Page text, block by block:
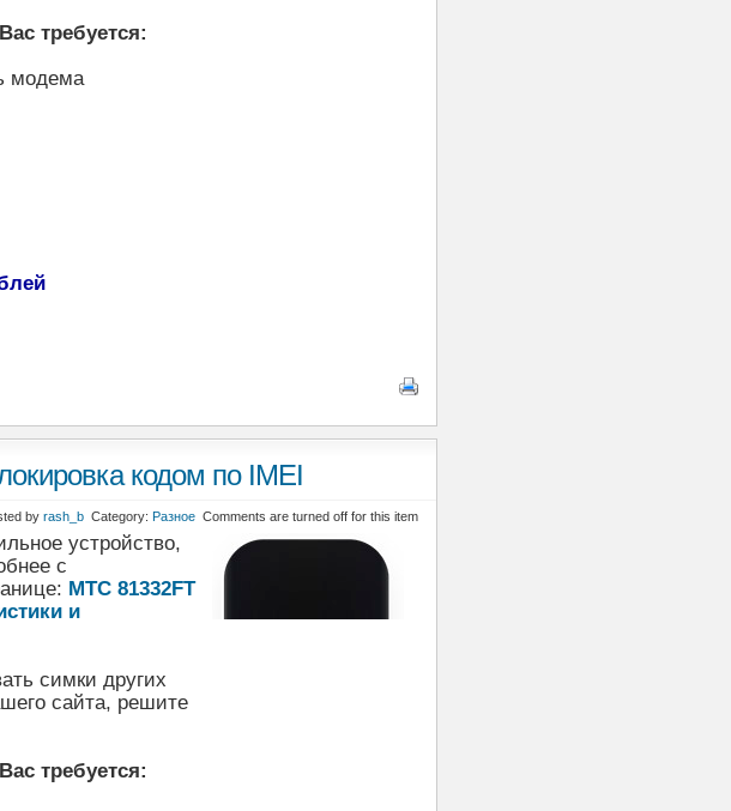
требуется:
модема
кодом по IMEI
by rash_b Category: Разное Comments are turned off for this item
устройство,
с
МТС 81332FT
и
симки других
сайта, решите
требуется: